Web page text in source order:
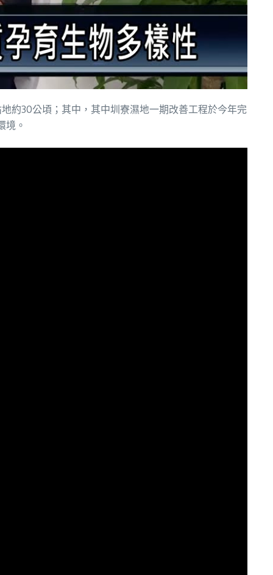
約30公頃；其中，其中圳寮濕地一期改善工程於今年完
境。